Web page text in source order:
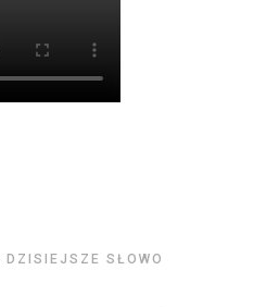
DZISIEJSZE SŁOWO